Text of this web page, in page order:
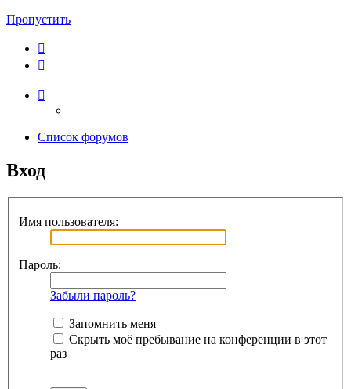
Пропустить
Список форумов
Вход
Имя пользователя:
Пароль:
Забыли пароль?
Запомнить меня
Скрыть моё пребывание на конференции в этот
раз